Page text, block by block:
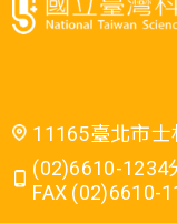
11165臺北市
(02)6610-1234
FAX (02)6610-